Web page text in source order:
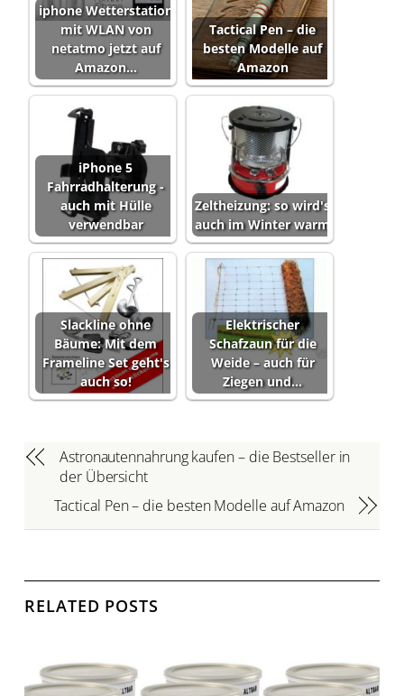
iphone Wetterstation
mit WLAN von
netatmo jetzt auf
Amazon…
Tactical Pen – die
besten Modelle auf
Amazon
iPhone 5
Fahrradhalterung -
auch mit Hülle
verwendbar
Zeltheizung: so wird's
auch im Winter warm
Slackline ohne
Bäume: Mit dem
Frameline Set geht's
auch so!
Elektrischer
Schafzaun für die
Weide – auch für
Ziegen und…
Astronautennahrung kaufen – die Bestseller in
der Übersicht
Tactical Pen – die besten Modelle auf Amazon
RELATED POSTS